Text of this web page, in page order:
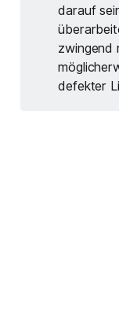
darauf
zwingend
defekter